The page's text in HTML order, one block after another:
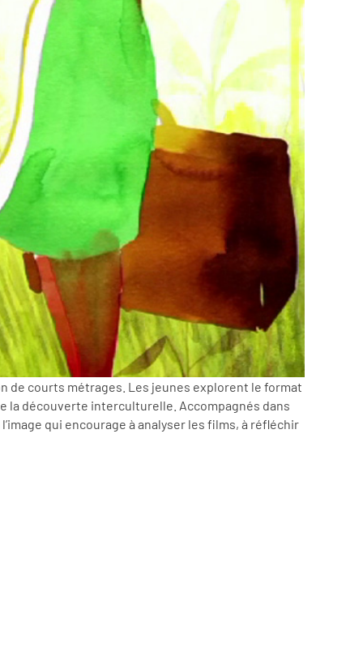
de courts métrages. Les jeunes explorent le format
la découverte interculturelle. Accompagnés dans
qui encourage à analyser les films, à réfléchir